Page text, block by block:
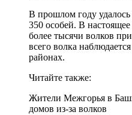
В прошлом году удалось
350 особей. В
более тысячи волков
всего волка
районах.
Читайте также:
Жители Межгорья в
домов из-за волков